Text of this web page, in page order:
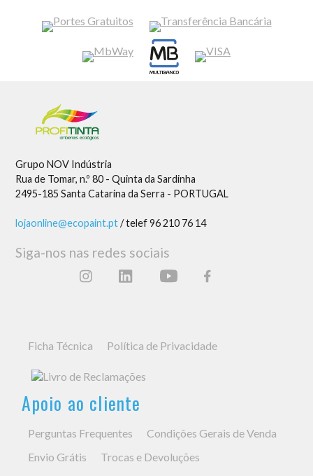
Grupo NOV Indústria
Rua de Tomar, n.º 80 - Quinta da Sardinha
2495-185 Santa Catarina da Serra - PORTUGAL
lojaonline@ecopaint.pt/ telef 96 210 76 14
Siga-nos nas redes sociais
Ficha Técnica Política de Privacidade
Apoio ao cliente
Perguntas Frequentes
Condições Gerais de Venda
Envio Grátis
Trocas e Devoluções